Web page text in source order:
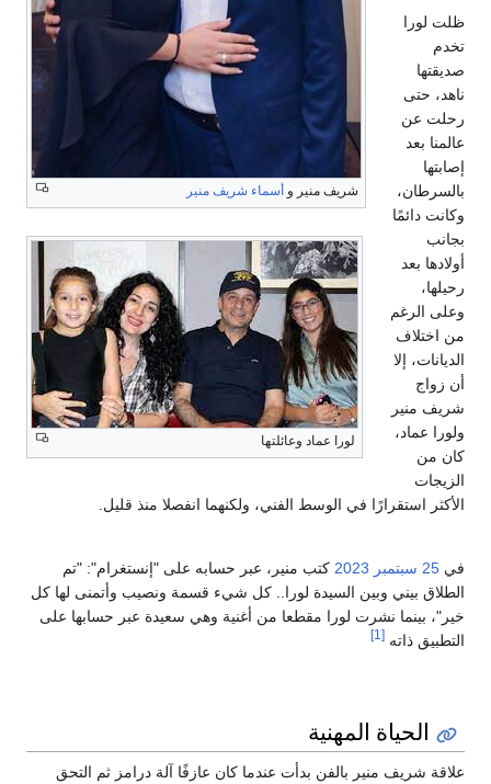
شريف منير و أسماء شريف منير
لورا عماد وعائلتها
ظلت لورا
تخدم
صديقتها
ناهد، حتى
رحلت عن
عالمنا بعد
إصابتها
بالسرطان،
وكانت دائمًا
بجانب
أولادها بعد
رحيلها،
وعلى الرغم
من اختلاف
الديانات، إلا
أن زواج
شريف منير
ولورا عماد،
كان من
الزيجات
الأكثر استقرارًا في الوسط الفني، ولكنهما انفصلا منذ قليل.
في 25 سبتمبر 2023 كتب منير، عبر حسابه على "إنستغرام": "تم
الطلاق بيني وبين السيدة لورا.. كل شيء قسمة ونصيب وأتمنى لها كل
خير"، بينما نشرت لورا مقطعا من أغنية وهي سعيدة عبر حسابها على
التطبيق ذاته [1]
الحياة المهنية
علاقة شريف منير بالفن بدأت عندما كان عازفًا آلة درامز ثم التحق